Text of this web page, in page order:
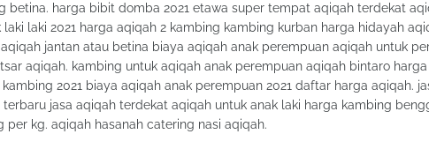
betina. harga bibit domba 2021 etawa super tempat aqiqah terdekat
laki laki 2021 harga aqiqah 2 kambing kambing kurban harga hidayah
jantan atau betina biaya aqiqah anak perempuan aqiqah untuk
aqiqah. kambing untuk aqiqah anak perempuan aqiqah bintaro
2021 biaya aqiqah anak perempuan 2021 daftar harga aqiqah.
jasa aqiqah terdekat aqiqah untuk anak laki harga kambing
per kg. aqiqah hasanah catering nasi aqiqah.